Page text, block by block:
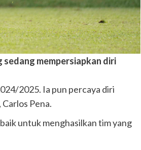
mempersiapkan diri
2025. Ia pun percaya diri
Pena.
untuk menghasilkan tim yang